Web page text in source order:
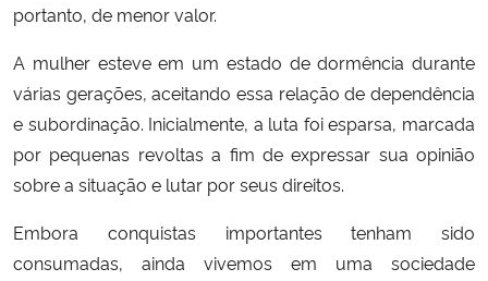
Banco Central do Brasil
portanto, de menor valor.
A mulher esteve em um estado de dormência durante
várias gerações, aceitando essa relação de dependência
e subordinação. Inicialmente, a luta foi esparsa, marcada
por pequenas revoltas a fim de expressar sua opinião
sobre a situação e lutar por seus direitos.
Embora conquistas importantes tenham sido
consumadas, ainda vivemos em uma sociedade